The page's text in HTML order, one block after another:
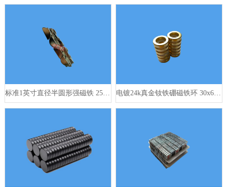
标准1英寸直径半圆形强磁铁 25.4mm x 3mm